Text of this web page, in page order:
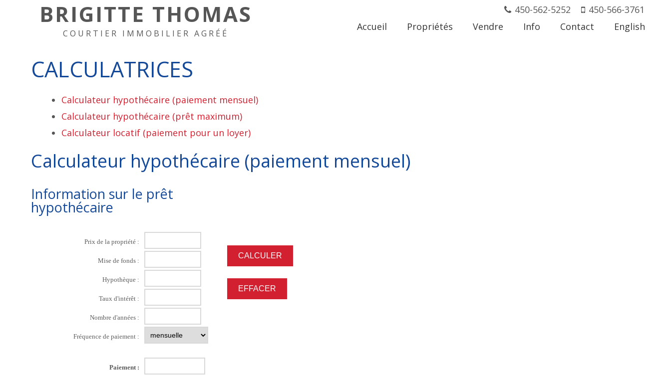
BRIGITTE THOMAS
COURTIER IMMOBILIER AGRÉÉ
450-562-5252
450-566-3761
Accueil
Propriétés Vendre Info Contact English
CALCULATRICES
Calculateur hypothécaire (paiement mensuel)
Calculateur hypothécaire (prêt maximum)
Calculateur locatif (paiement pour un loyer)
Calculateur hypothécaire (paiement mensuel)
Information sur le prêt
hypothécaire
Prix de la propriété :
Mise de fonds :
Hypothèque :
Taux d'intérêt :
Nombre d'années :
Fréquence de paiement :
Paiement :